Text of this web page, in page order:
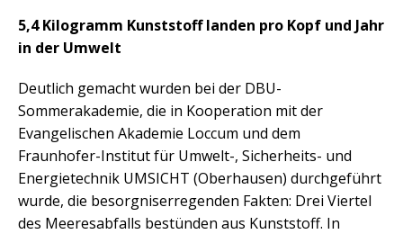
5,4 Kilogramm Kunststoff landen pro Kopf und Jahr
in der Umwelt
Deutlich gemacht wurden bei der DBU-
Sommerakademie, die in Kooperation mit der
Evangelischen Akademie Loccum und dem
Fraunhofer-Institut für Umwelt-, Sicherheits- und
Energietechnik UMSICHT (Oberhausen) durchgeführt
wurde, die besorgniserregenden Fakten: Drei Viertel
des Meeresabfalls bestünden aus Kunststoff. In